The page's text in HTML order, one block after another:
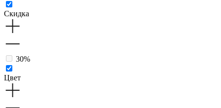
Скидка
30%
Цвет